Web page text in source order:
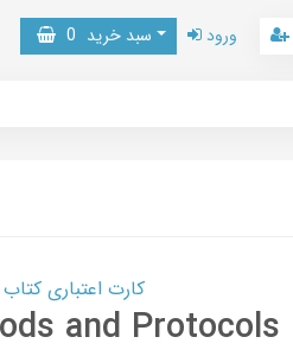
سبد خرید 0 ورود
کارت اعتباری کتاب دانلود با 10,000,000
and Protocols